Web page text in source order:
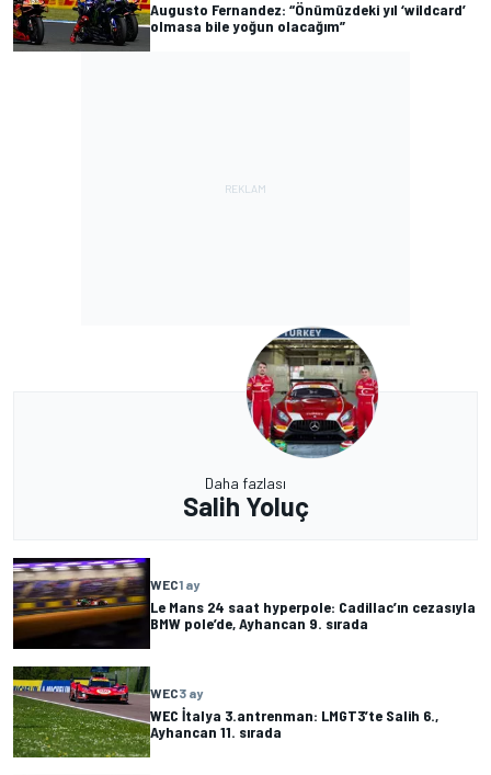
Augusto Fernandez: “Önümüzdeki yıl ‘wildcard’
olmasa bile yoğun olacağım”
Daha fazlası
Salih Yoluç
WEC1 ay
Le Mans 24 saat hyperpole: Cadillac’ın cezasıyla
BMW pole’de, Ayhancan 9. sırada
WEC3 ay
WEC İtalya 3.antrenman: LMGT3’te Salih 6.,
Ayhancan 11. sırada